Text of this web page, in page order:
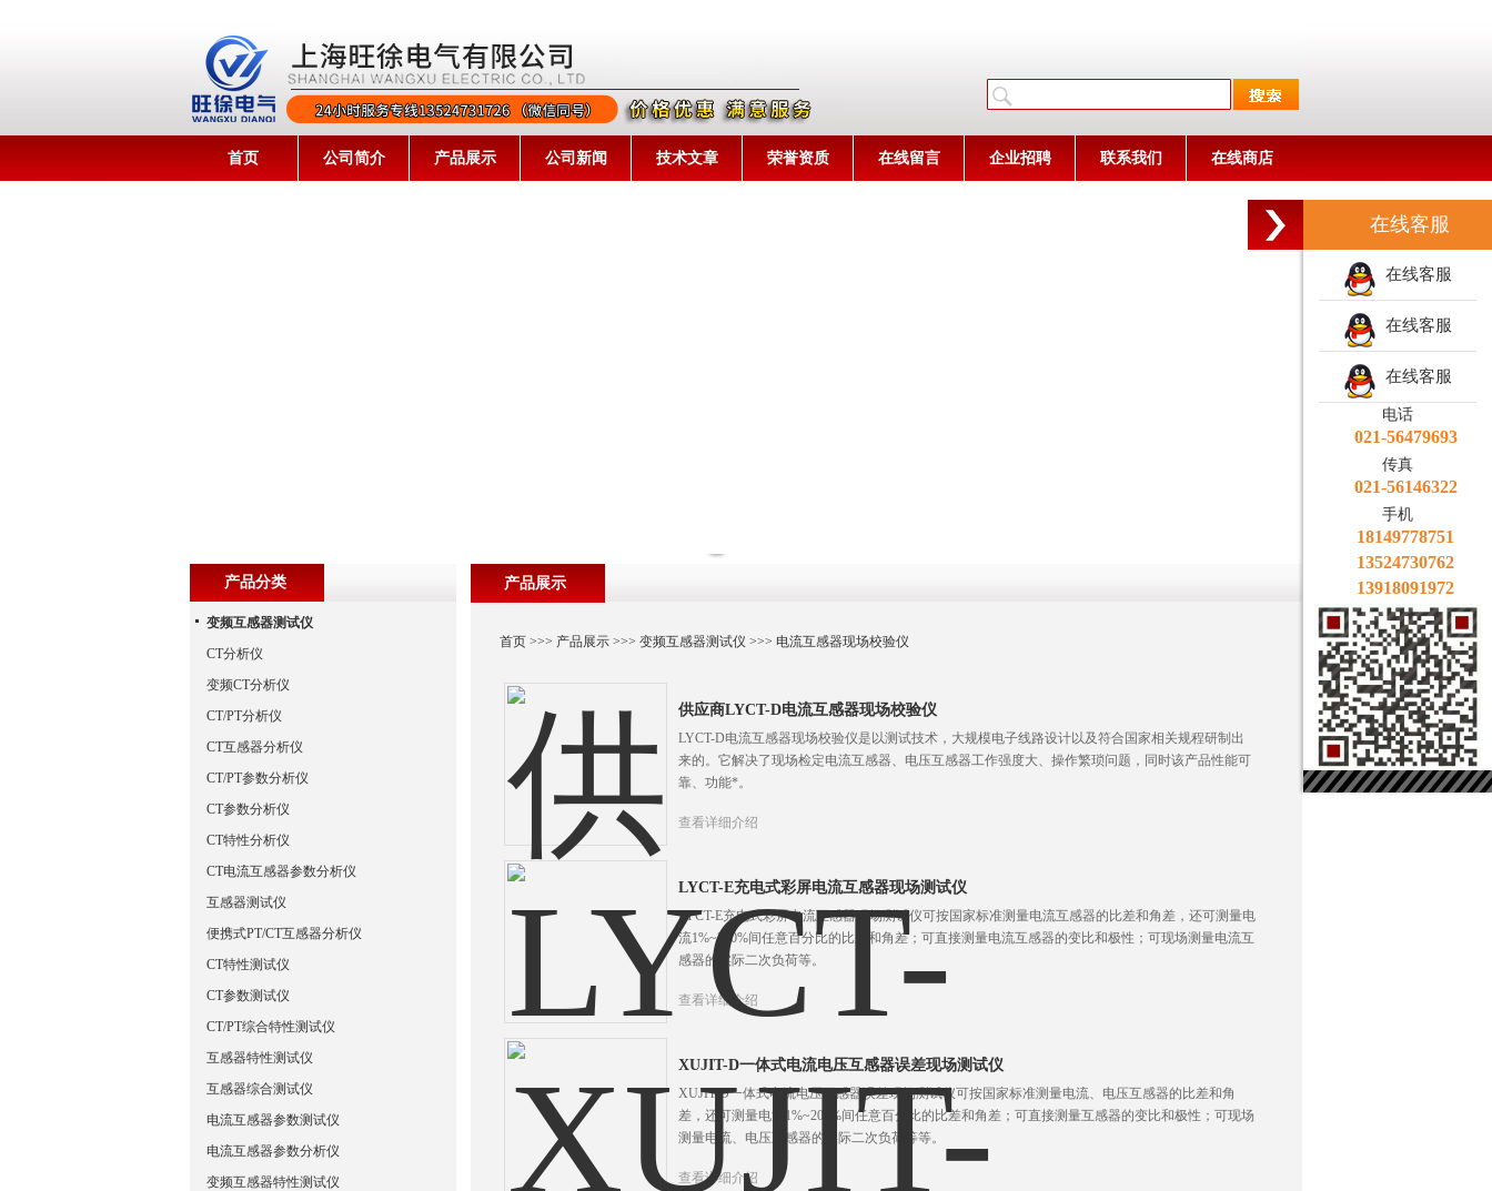
首页 公司简介 产品展示 公司新闻 技术文章 荣誉资质 在线留言 企业招聘 联系我们 在线商店
产品展示
首页 >>> 产品展示 >>>变频互感器测试仪 >>> 电流互感器现场校验仪
供应商LYCT-D电流互感器现场校验仪
LYCT-D电流互感器现场校验仪是以测试技术，大规模电子线路设计以及符合国家相关规程研制出
来的。它解决了现场检定电流互感器、电压互感器工作强度大、操作繁琐问题，同时该产品性能可
靠、功能*。
查看详细介绍
LYCT-E充电式彩屏电流互感器现场测试仪
LYCT-E充电式彩屏电流互感器现场测试仪可按国家标准测量电流互感器的比差和角差，还可测量电
流1%~200%间任意百分比的比差和角差；可直接测量电流互感器的变比和极性；可现场测量电流互
感器的实际二次负荷等。
查看详细介绍
XUJIT-D一体式电流电压互感器误差现场测试仪
XUJIT-D一体式电流电压互感器误差现场测试仪可按国家标准测量电流、电压互感器的比差和角
差，还可测量电流1%~200%间任意百分比的比差和角差；可直接测量互感器的变比和极性；可现场
测量电流、电压互感器的实际二次负荷等等。
查看详细介绍
产品分类
变频互感器测试仪
CT分析仪
变频CT分析仪
CT/PT分析仪
CT互感器分析仪
CT/PT参数分析仪
CT参数分析仪
CT特性分析仪
CT电流互感器参数分析仪
互感器测试仪
便携式PT/CT互感器分析仪
CT特性测试仪
CT参数测试仪
CT/PT综合特性测试仪
互感器特性测试仪
互感器综合测试仪
电流互感器参数测试仪
电流互感器参数分析仪
变频互感器特性测试仪
在线客服
在线客服
在线客服
在线客服
电话
021-56479693
传真
021-56146322
手机
18149778751
13524730762
13918091972